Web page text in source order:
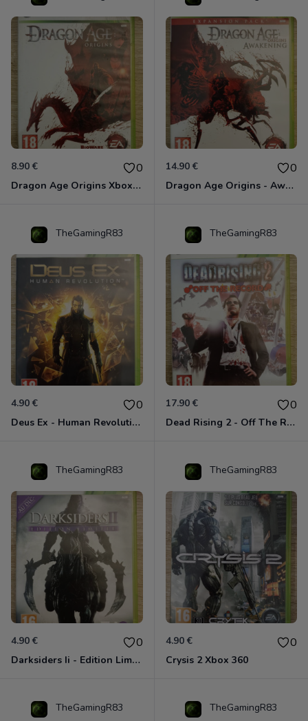
8.90 € 0
Dragon Age Origins Xbox 360
14.90 € 0
Dragon Age Origins - Awakening Xbox 360
TheGamingR83
4.90 € 0
Deus Ex - Human Revolution Xbox 360
TheGamingR83
17.90 € 0
Dead Rising 2 - Off The Record Xbox 360
TheGamingR83
4.90 € 0
Darksiders Ii - Edition Limitée Xbox 360
TheGamingR83
4.90 € 0
Crysis 2 Xbox 360
TheGamingR83 TheGamingR83